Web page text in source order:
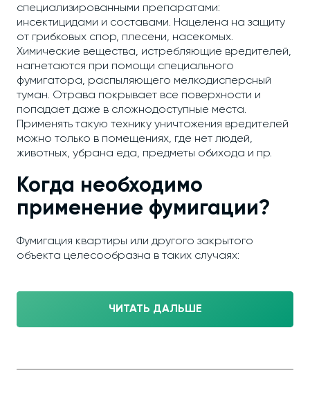
специализированными препаратами:
инсектицидами и составами. Нацелена на защиту
от грибковых спор, плесени, насекомых.
Химические вещества, истребляющие вредителей,
нагнетаются при помощи специального
фумигатора, распыляющего мелкодисперсный
туман. Отрава покрывает все поверхности и
попадает даже в сложнодоступные места.
Применять такую технику уничтожения вредителей
можно только в помещениях, где нет людей,
животных, убрана еда, предметы обихода и пр.
Когда необходимо
применение фумигации?
Фумигация квартиры или другого закрытого
объекта целесообразна в таких случаях:
ЧИТАТЬ ДАЛЬШЕ